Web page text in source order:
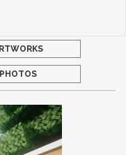
PHOTOS